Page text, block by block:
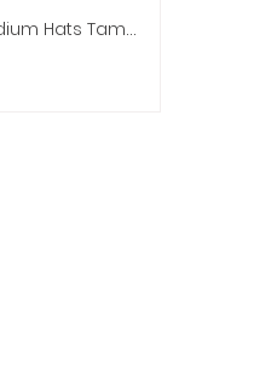
Sabian - Platillo AA Medium Hats Tamaño: 14" Mod.21402